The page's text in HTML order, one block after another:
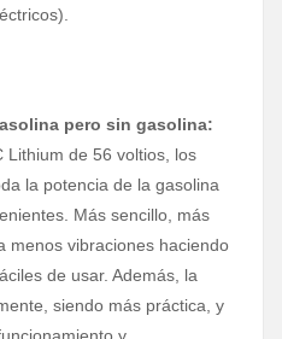
pero sin gasolina:
Lithium de 56 voltios, los
la potencia de la gasolina
Más sencillo, más
menos vibraciones haciendo
de usar. Además, la
siendo más práctica, y